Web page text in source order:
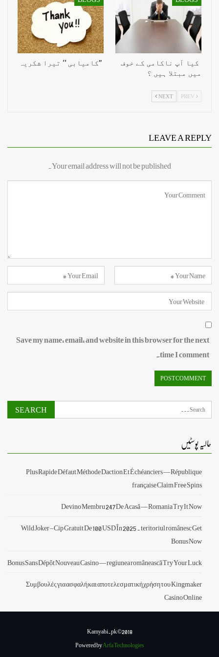
کیا آپ ناکامی کے خوف
میں مبتلا ہیں ؟
’’کامیابی ‘‘ تیرا شکریہ
NEXT
LEAVE A REPLY
Your email address will not be published.
Save my name, email, and website in this browser for the next
time I comment.
حالیہ پوسٹیں
Plus Rapide Défaut Méthode Daction Et Échéanciers — République
française Claim Free Spins
Devino Membru 247 De Acasă — Romania Try It Now
Wild Joker – Cip Gratuit De 100 USD În 2025 . teritoriul românesc Get
Bonus Now
Bonus Sans Dépôt Nouveau Casino — regiunea românească Try Your Luck
Συμβουλές για ασφαλή και αποτελεσματική χρήση του Kingmaker
Casino Online
Kamyabi.pk ©2018
Powered byArfa Technologies